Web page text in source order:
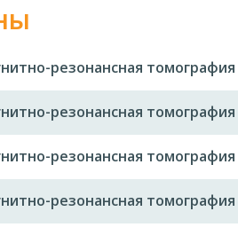
резонансная
резонансная
резонансная томография
резонансная